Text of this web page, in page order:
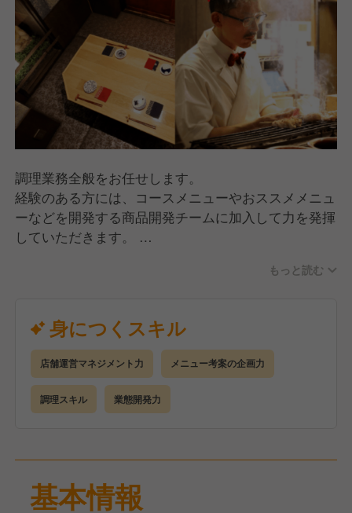
調理業務全般をお任せします。
経験のある方には、コースメニューやおススメメニュ
ーなどを開発する商品開発チームに加入して力を発揮
していただきます。
シェフがシェフらしく働ける環境で、今までの経験を
経験が浅い方や未経験の方には、包丁の握り方から仕
込み、調理技術など基礎からお教えします。慣れてき
たら、オリジナルソース作り、素材を活かした調理法
など段階を追って教えていきますので安心してくださ
い。
もっと読む
身につくスキル
店舗運営マネジメント力 メニュー考案の企画力
調理スキル 業態開発力
基本情報